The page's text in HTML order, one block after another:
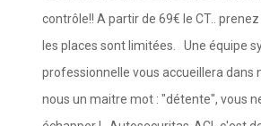
contrôle!! A partir de 69€ le CT..
les places sont limitées. Une équipe
professionnelle vous accueillera dans
nous un maitre mot : "détente", vous